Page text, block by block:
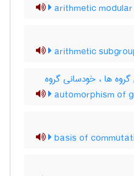
arithmetic
arithmetic
ها ، خودسانی گروه
automorphism of
basis of